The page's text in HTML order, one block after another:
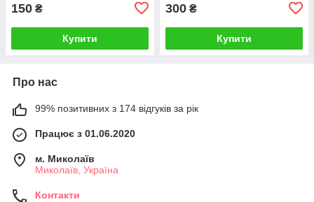
150 ₴
Купити
300 ₴
Купити
Про нас
99% позитивних з 174 відгуків за рік
Працює з 01.06.2020
м. Миколаїв
Миколаїв, Україна
Контакти